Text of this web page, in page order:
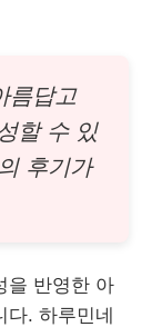
름답고
할 수 있
후기가
을 반영한 아
다. 하루민네